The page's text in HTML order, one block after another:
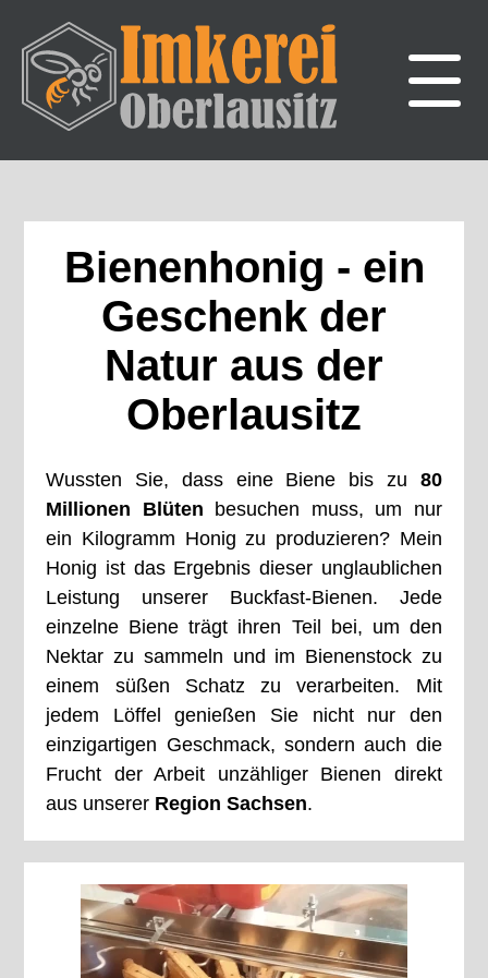
Bienenhonig - ein
Geschenk der
Natur aus der
Oberlausitz
Wussten Sie, dass eine Biene bis zu 80
Millionen Blüten besuchen muss, um nur
ein Kilogramm Honig zu produzieren? Mein
Honig ist das Ergebnis dieser unglaublichen
Leistung unserer Buckfast-Bienen. Jede
einzelne Biene trägt ihren Teil bei, um den
Nektar zu sammeln und im Bienenstock zu
einem süßen Schatz zu verarbeiten. Mit
jedem Löffel genießen Sie nicht nur den
einzigartigen Geschmack, sondern auch die
Frucht der Arbeit unzähliger Bienen direkt
aus unserer Region Sachsen.